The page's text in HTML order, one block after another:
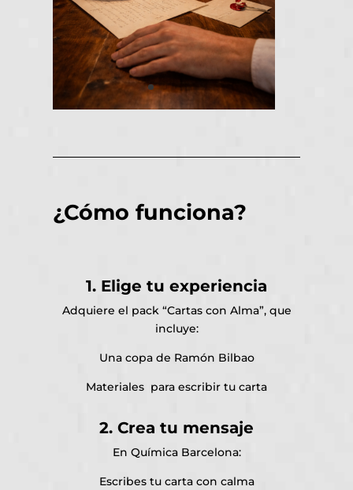
¿Cómo funciona?
1. Elige tu experiencia
Adquiere el pack “Cartas con Alma”, que
incluye:
Una copa de Ramón Bilbao
Materiales para escribir tu carta
2. Crea tu mensaje
En Química Barcelona:
Escribes tu carta con calma